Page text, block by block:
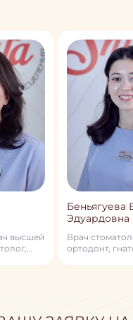
высшей
Беньягуева
Эдуардовна
Врач
ортодонт,